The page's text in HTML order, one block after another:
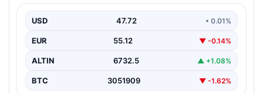
Verici Katliam: Çok Sayıda Bıçak Darbesiyle Öldürüldü”,
USD 47.72 • 0.01%
EUR 55.12 ▼ -0.14%
ALTIN 6732.5 ▲ +1.08%
BTC 3051909 ▼ -1.62%